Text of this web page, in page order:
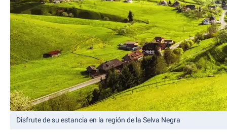
Disfrute de su estancia en la región de la Selva Negra